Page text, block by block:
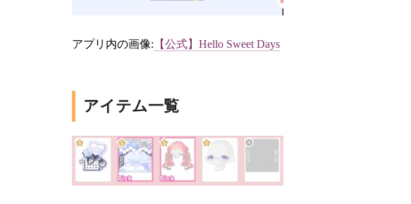
アプリ内の画像: 【公式】Hello Sweet Days
アイテム一覧